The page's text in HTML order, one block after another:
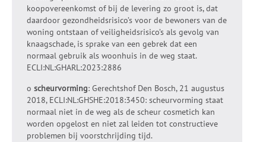
koopovereenkomst of bij de levering zo groot is, dat
daardoor gezondheidsrisico’s voor de bewoners van de
woning ontstaan of veiligheidsrisico’s als gevolg van
knaagschade, is sprake van een gebrek dat een
normaal gebruik als woonhuis in de weg staat.
ECLI:NL:GHARL:2023:2886
o scheurvorming: Gerechtshof Den Bosch, 21 augustus
2018, ECLI:NL:GHSHE:2018:3450: scheurvorming staat
normaal niet in de weg als de scheur cosmetich kan
worden opgelost en niet zal leiden tot constructieve
problemen bij voorstchrijding tijd.